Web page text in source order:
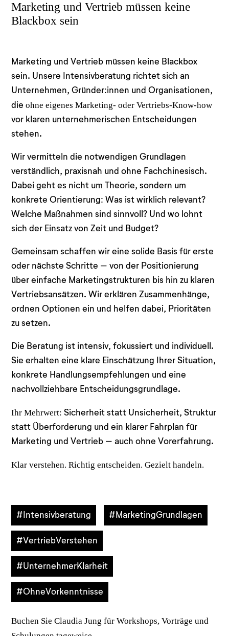
Marketing und Vertrieb müssen keine
Blackbox sein
Marketing und Vertrieb müssen keine Blackbox
sein. Unsere Intensivberatung richtet sich an
Unternehmen, Gründer:innen und Organisationen,
dieohne eigenes Marketing- oder Vertriebs-Know-how
vor klaren unternehmerischen Entscheidungen
stehen.
Wir vermitteln die notwendigen Grundlagen
verständlich, praxisnah und ohne Fachchinesisch.
Dabei geht es nicht um Theorie, sondern um
konkrete Orientierung: Was ist wirklich relevant?
Welche Maßnahmen sind sinnvoll? Und wo lohnt
sich der Einsatz von Zeit und Budget?
Gemeinsam schaffen wir eine solide Basis für erste
oder nächste Schritte – von der Positionierung
über einfache Marketingstrukturen bis hin zu klaren
Vertriebsansätzen. Wir erklären Zusammenhänge,
ordnen Optionen ein und helfen dabei, Prioritäten
zu setzen.
Die Beratung ist intensiv, fokussiert und individuell.
Sie erhalten eine klare Einschätzung Ihrer Situation,
konkrete Handlungsempfehlungen und eine
nachvollziehbare Entscheidungsgrundlage.
Ihr Mehrwert: Sicherheit statt Unsicherheit, Struktur
statt Überforderung und ein klarer Fahrplan für
Marketing und Vertrieb – auch ohne Vorerfahrung.
Klar verstehen. Richtig entscheiden. Gezielt handeln.
#Intensivberatung #MarketingGrundlagen
#VertriebVerstehen
#UnternehmerKlarheit
#OhneVorkenntnisse
Buchen Sie Claudia Jung für Workshops, Vorträge und